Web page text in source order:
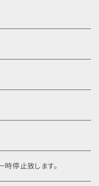
停止致します。